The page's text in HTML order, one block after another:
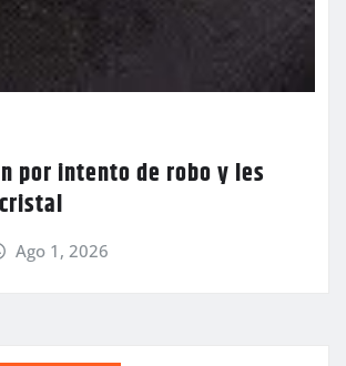
por intento de robo y les
Ago 1, 2026